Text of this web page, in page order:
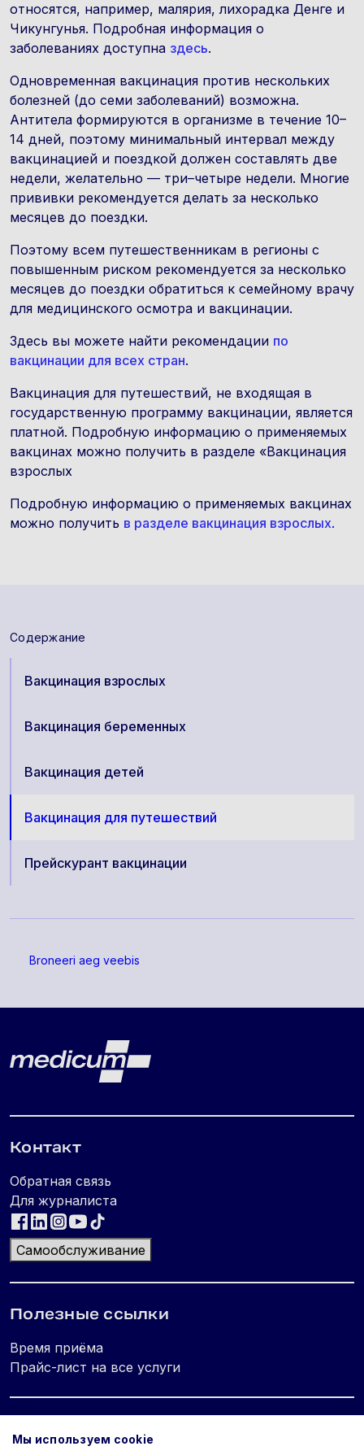
Содержание
Вакцинация взрослых
Вакцинация беременных
Вакцинация детей
Вакцинация для путешествий
Прейскурант вакцинации
Broneeri aeg veebis
относятся, например, малярия, лихорадка Денге и
Чикунгунья. Подробная информация о
заболеваниях доступна здесь.
Одновременная вакцинация против нескольких
болезней (до семи заболеваний) возможна.
Антитела формируются в организме в течение 10–
14 дней, поэтому минимальный интервал между
вакцинацией и поездкой должен составлять две
недели, желательно — три–четыре недели. Многие
прививки рекомендуется делать за несколько
месяцев до поездки.
Поэтому всем путешественникам в регионы с
повышенным риском рекомендуется за несколько
месяцев до поездки обратиться к семейному врачу
для медицинского осмотра и вакцинации.
Здесь вы можете найти рекомендации по
вакцинации для всех стран.
Вакцинация для путешествий, не входящая в
государственную программу вакцинации, является
платной. Подробную информацию о применяемых
вакцинах можно получить в разделе «Вакцинация
взрослых
Подробную информацию о применяемых вакцинах
можно получить в разделе вакцинация взрослых.
Lehe jalus
Контакт
Обратная связь
Для журналиста
Самообслуживание
Полезные ссылки
Время приёма
Прайс-лист на все услуги
Мы используем cookie